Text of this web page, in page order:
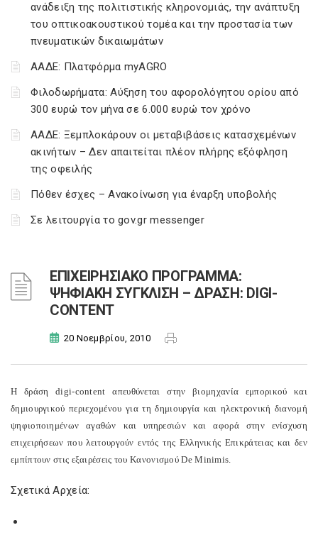
ανάδειξη της πολιτιστικής κληρονομιάς, την ανάπτυξη
του οπτικοακουστικού τομέα και την προστασία των
πνευματικών δικαιωμάτων
ΑΑΔΕ: Πλατφόρμα myAGRO
Φιλοδωρήματα: Αύξηση του αφορολόγητου ορίου από
300 ευρώ τον μήνα σε 6.000 ευρώ τον χρόνο
ΑΑΔΕ: Ξεμπλοκάρουν οι μεταβιβάσεις κατασχεμένων
ακινήτων – Δεν απαιτείται πλέον πλήρης εξόφληση
της οφειλής
Πόθεν έσχες – Ανακοίνωση για έναρξη υποβολής
Σε λειτουργία το gov.gr messenger
ΕΠΙΧΕΙΡΗΣΙΑΚΟ ΠΡΟΓΡΑΜΜΑ:
ΨΗΦΙΑΚΗ ΣΥΓΚΛΙΣΗ – ΔΡΑΣΗ: DIGI-
CONTENT
20 Νοεμβρίου, 2010
Η δράση digi-content απευθύνεται στην βιομηχανία εμπορικού και
δημιουργικού περιεχομένου για τη δημιουργία και ηλεκτρονική διανομή
ψηφιοποιημένων αγαθών και υπηρεσιών και αφορά στην ενίσχυση
επιχειρήσεων που λειτουργούν εντός της Ελληνικής Επικράτειας και δεν
εμπίπτουν στις εξαιρέσεις του Κανονισμού De Minimis.
Σχετικά Αρχεία: